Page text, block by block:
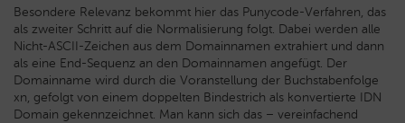
Besondere Relevanz bekommt hier das Punycode-Verfahren, das
als zweiter Schritt auf die Normalisierung folgt. Dabei werden alle
Nicht-ASCII-Zeichen aus dem Domainnamen extrahiert und dann
als eine End-Sequenz an den Domainnamen angefügt. Der
Domainname wird durch die Voranstellung der Buchstabenfolge
xn, gefolgt von einem doppelten Bindestrich als konvertierte IDN
Domain gekennzeichnet. Man kann sich das – vereinfachend